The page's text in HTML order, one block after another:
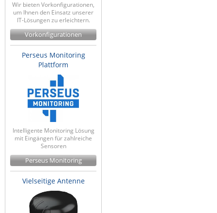
Wir bieten Vorkonfigurationen,
um Ihnen den Einsatz unserer
IT-Lösungen zu erleichtern.
Vorkonfigurationen
Perseus Monitoring
Plattform
Intelligente Monitoring Lösung
mit Eingängen für zahlreiche
Sensoren
Perseus Monitoring
Vielseitige Antenne